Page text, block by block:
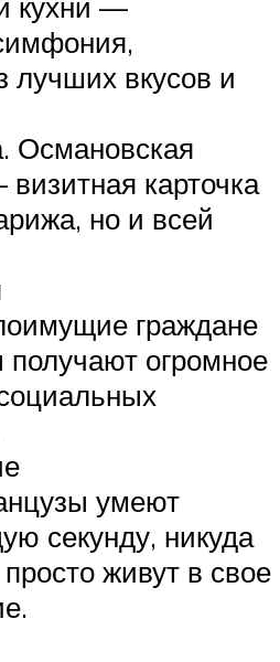
лучших вкусов и
Османовская
карточка
но и всей
граждане
получают огромное
умеют
секунду, никуда
живут в свое